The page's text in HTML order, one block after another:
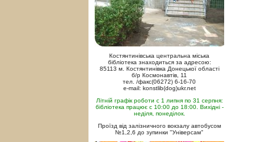
Костянтинівська центральна міська
бібліотека знаходиться за адресою:
85113 м. Костянтинівка Донецької області
б/р Космонавтів, 11
тел. /факс(06272) 6-16-70
e-mail: konstlib(dog)ukr.net
Літній графік роботи с 1 липня по 31 серпня:
бібліотека працює с 10:00 до 18:00. Вихідні -
неділя, понеділок.
Проїзд від залізничного вокзалу автобусом
№1,2,6 до зупинки "Універсам"